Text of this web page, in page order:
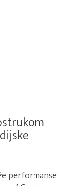
performanse